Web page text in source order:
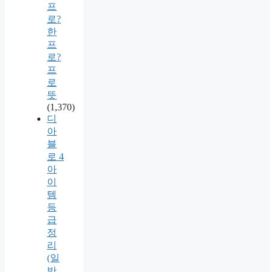
프
로?
한
프
로?
프
로
뜻
(1,370)
디
아
블
로 4
아
이
템
등
급
정
리
(일